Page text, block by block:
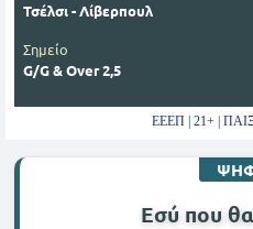
Τσέλσι - Λίβερπουλ
Σημείο
G/G & Over 2,5
ΕΕΕΠ | 21+ |
Εσύ που